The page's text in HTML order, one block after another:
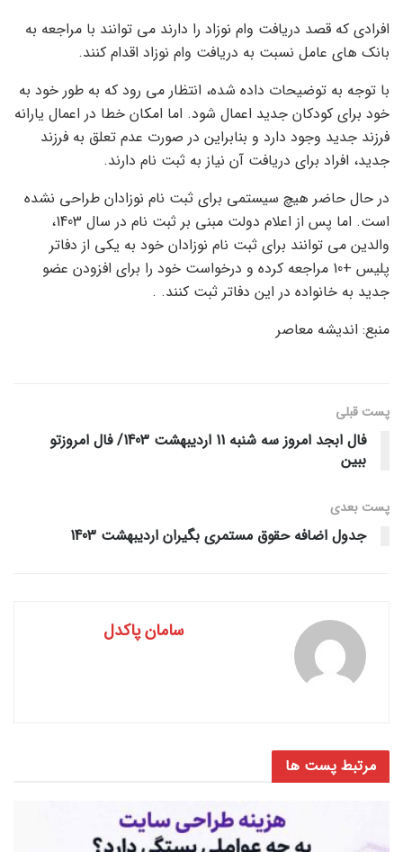
افرادی که قصد دریافت وام نوزاد را دارند می توانند با مراجعه به
بانک های عامل نسبت به دریافت وام نوزاد اقدام کنند.
با توجه به توضیحات داده شده، انتظار می رود که به طور خود به
خود برای کودکان جدید اعمال شود. اما امکان خطا در اعمال یارانه
فرزند جدید وجود دارد و بنابراین در صورت عدم تعلق به فرزند
جدید، افراد برای دریافت آن نیاز به ثبت نام دارند.
در حال حاضر هیچ سیستمی برای ثبت نام نوزادان طراحی نشده
است. اما پس از اعلام دولت مبنی بر ثبت نام در سال 1403،
والدین می توانند برای ثبت نام نوزادان خود به یکی از دفاتر
پلیس +10 مراجعه کرده و درخواست خود را برای افزودن عضو
جدید به خانواده در این دفاتر ثبت کنند. .
منبع: اندیشه معاصر
پست قبلی
فال ابجد امروز سه شنبه 11 اردیبهشت 1403/ فال امروزتو
ببین
پست‌ بعدی
جدول اضافه حقوق مستمری بگیران اردیبهشت 1403
سامان پاکدل
مرتبط پست ها